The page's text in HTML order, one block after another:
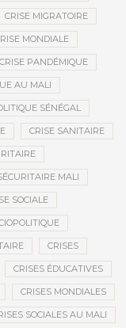
CRISE MIGRATOIRE
MONDIALE
CRISE PANDÉMIQUE
AU MALI
SÉNÉGAL
CRISE SANITAIRE
MALI
SOCIALE
CRISES
CRISES ÉDUCATIVES
CRISES MONDIALES
SOCIALES AU MALI